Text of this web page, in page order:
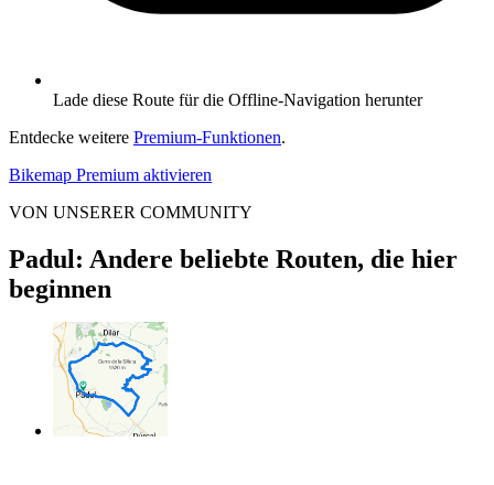
Lade diese Route für die Offline-Navigation herunter
Entdecke weitere Premium-Funktionen.
Bikemap Premium aktivieren
VON UNSERER COMMUNITY
Padul: Andere beliebte Routen, die hier
beginnen